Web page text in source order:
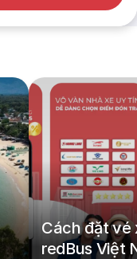
Cách đặt vé
redBus Việt